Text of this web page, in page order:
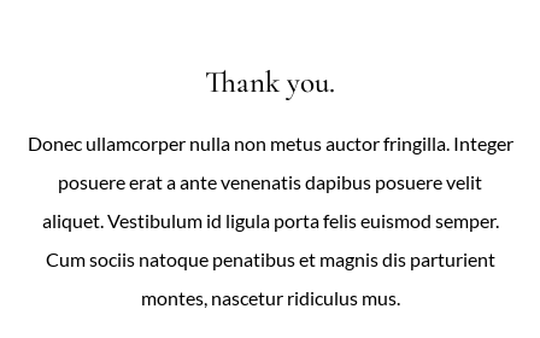
Thank you.
Donec ullamcorper nulla non metus auctor fringilla. Integer
posuere erat a ante venenatis dapibus posuere velit
aliquet. Vestibulum id ligula porta felis euismod semper.
Cum sociis natoque penatibus et magnis dis parturient
montes, nascetur ridiculus mus.